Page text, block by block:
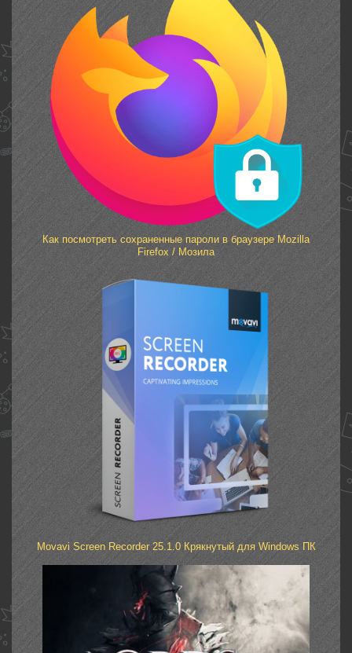
Как посмотреть сохраненные пароли в браузере Mozilla
Firefox / Мозила
Movavi Screen Recorder 25.1.0 Крякнутый для Windows ПК